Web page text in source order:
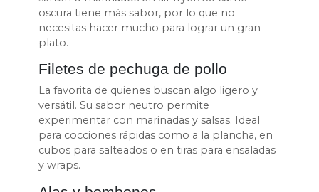
oscura tiene más sabor, por lo que no
necesitas hacer mucho para lograr un gran
plato.
Filetes de pechuga de pollo
La favorita de quienes buscan algo ligero y
versátil. Su sabor neutro permite
experimentar con marinadas y salsas. Ideal
para cocciones rápidas como a la plancha, en
cubos para salteados o en tiras para ensaladas
y wraps.